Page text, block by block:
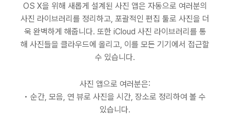
OS X을 위해 새롭게 설계된 사진 앱은 자동으로 여러분의
사진 라이브러리를 정리하고, 포괄적인 편집 툴로 사진을 더
욱 완벽하게 해줍니다. 또한 iCloud 사진 라이브러리를 통
해 사진들을 클라우드에 올리고, 이를 모든 기기에서 접근할
수 있습니다.
사진 앱으로 여러분은:
• 순간, 모음, 연 뷰로 사진을 시간, 장소로 정리하여 볼 수
있습니다.